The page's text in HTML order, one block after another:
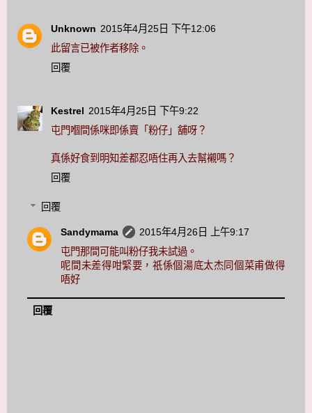
Unknown 2015年4月25日 下午12:06
此留言已被作者移除。
回覆
Kestrel 2015年4月25日 下午9:22
屯門嗰間係咪即係賣「粉仔」舖呀？
真係好食到明知差都忍唔住再入去幫襯嗎？
回覆
回覆
Sandymama
2015年4月26日 上午9:17
屯門那間可能叫粉仔我未試過。
呢間未差得咁緊要，祇係個湯底太杰同個菜甫做得
唔好
回覆